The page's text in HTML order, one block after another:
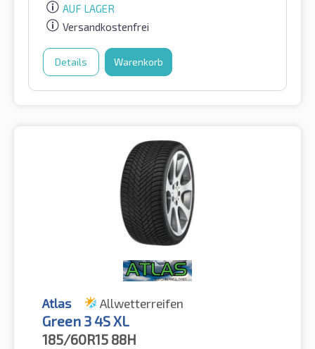
AUF LAGER
Versandkostenfrei
Details Warenkorb
Atlas Allwetterreifen
Green 3 4S XL
185/60R15 88H